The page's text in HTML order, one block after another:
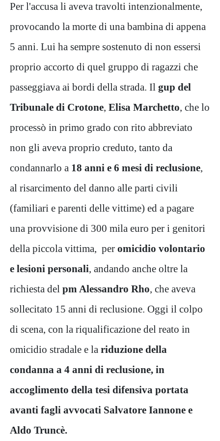
Per l'accusa li aveva travolti intenzionalmente,
provocando la morte di una bambina di appena
5 anni. Lui ha sempre sostenuto di non essersi
proprio accorto di quel gruppo di ragazzi che
passeggiava ai bordi della strada. Il gup del
Tribunale di Crotone, Elisa Marchetto, che lo
processò in primo grado con rito abbreviato
non gli aveva proprio creduto, tanto da
condannarlo a 18 anni e 6 mesi di reclusione,
al risarcimento del danno alle parti civili
(familiari e parenti delle vittime) ed a pagare
una provvisione di 300 mila euro per i genitori
della piccola vittima, per omicidio volontario
e lesioni personali, andando anche oltre la
richiesta del pm Alessandro Rho, che aveva
sollecitato 15 anni di reclusione. Oggi il colpo
di scena, con la riqualificazione del reato in
omicidio stradale e la riduzione della
condanna a 4 anni di reclusione, in
accoglimento della tesi difensiva portata
avanti fagli avvocati Salvatore Iannone e
Aldo Truncè.